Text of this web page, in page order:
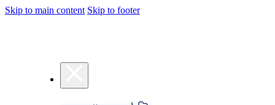
Skip to main content Skip to footer